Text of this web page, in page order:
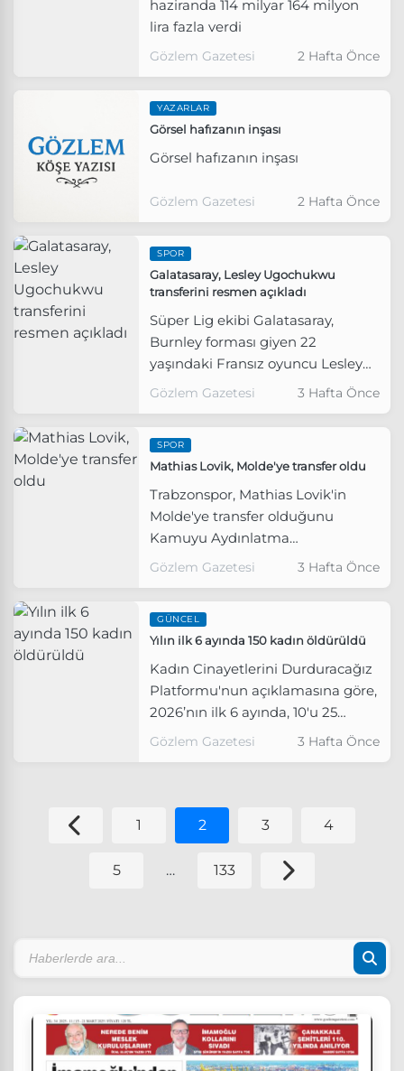
haziranda 114 milyar 164 milyon
lira fazla verdi
Gözlem Gazetesi 2 Hafta Önce
YAZARLAR
Görsel hafızanın inşası
Görsel hafızanın inşası
Gözlem Gazetesi 2 Hafta Önce
SPOR
Galatasaray, Lesley Ugochukwu
transferini resmen açıkladı
Süper Lig ekibi Galatasaray,
Burnley forması giyen 22
yaşındaki Fransız oyuncu Lesley
Ugochukwu'yu geçici transfer
Gözlem Gazetesi 3 Hafta Önce
SPOR
Mathias Lovik, Molde'ye transfer oldu
Trabzonspor, Mathias Lovik'in
Molde'ye transfer olduğunu
Kamuyu Aydınlatma
Platformu'na (KAP) bildirdi.
Gözlem Gazetesi 3 Hafta Önce
GÜNCEL
Yılın ilk 6 ayında 150 kadın öldürüldü
Kadın Cinayetlerini Durduracağız
Platformu'nun açıklamasına göre,
2026’nın ilk 6 ayında, 10'u 25
yaşından küçük 150 kadın
Gözlem Gazetesi 3 Hafta Önce
1 2 3 4
5 … 133